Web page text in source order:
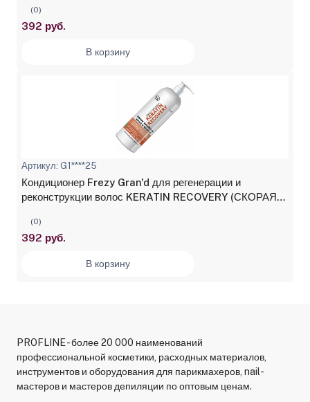
(0)
392 руб.
В корзину
Артикул: G1****25
Кондиционер Frezy Gran'd для регенерации и
реконструкции волос KERATIN RECOVERY (СКОРАЯ
(0)
392 руб.
В корзину
PROFLINE - более 20 000 наименований
профессиональной косметики, расходных материалов,
инструментов и оборудования для парикмахеров, nail-
мастеров и мастеров депиляции по оптовым ценам.